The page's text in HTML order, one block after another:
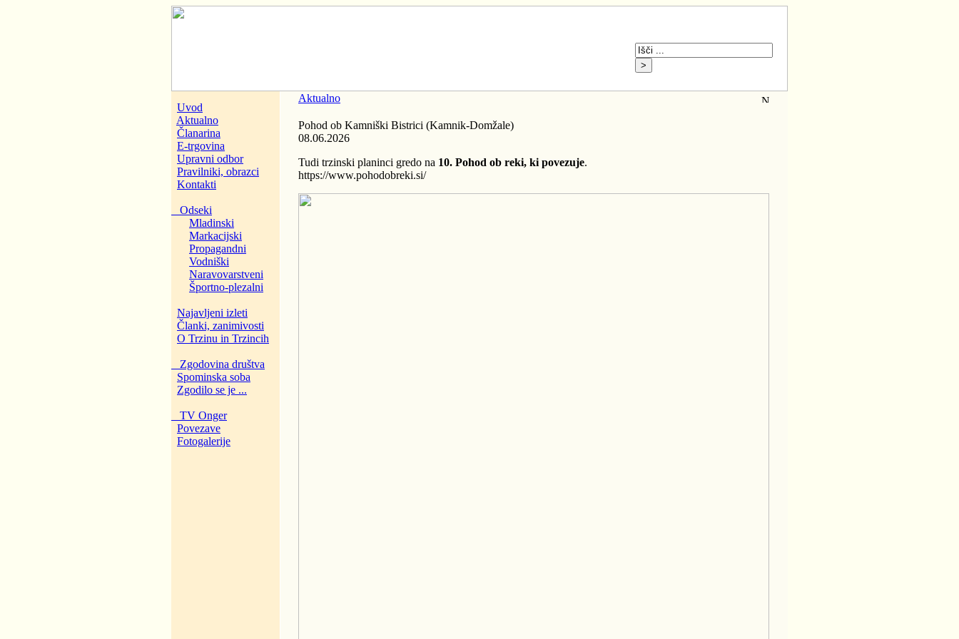
Uvod
Aktualno
Članarina
E-trgovina
Upravni odbor
Pravilniki, obrazci
Kontakti
Odseki
Mladinski
Markacijski
Propagandni
Vodniški
Naravovarstveni
Športno-plezalni
Najavljeni izleti
Članki, zanimivosti
O Trzinu in Trzincih
Zgodovina društva
Spominska soba
Zgodilo se je ...
TV Onger
Povezave
Fotogalerije
Aktualno
Pohod ob Kamniški Bistrici (Kamnik-Domžale)
08.06.2026
Tudi trzinski planinci gredo na 10. Pohod ob reki, ki povezuje.
https://www.pohodobreki.si/